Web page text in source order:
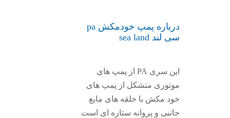
درباره پمپ خودمکش pa
سی لند sea land
این سری PA از پمپ های
موتوری متشکل از پمپ های
خود مکش با حلقه های مایع
جانبی و پروانه ستاره ای است